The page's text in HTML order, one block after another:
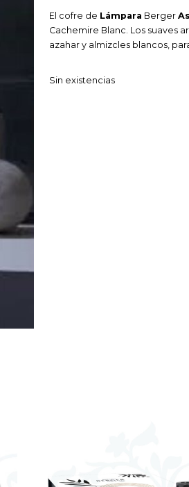
El cofre de Lámpara Berger
Cachemire Blanc. Los suaves
azahar y almizcles blancos,
Sin existencias